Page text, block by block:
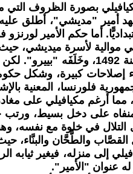
بصورة الظروف التي
"مديشي"، أطلق عليه
أما حكم الأمير
موالية لأسرة ميديشي،
مات الأمير لورنزو سنة
فلورنسا،
أرغم مكيافيلي على
على دخل بسيط، ورتب
في خلوة مع نفسه،
والطَّحَّان والبنَّاء،
إلى منزله، فيغير
عنوان "الأمير".